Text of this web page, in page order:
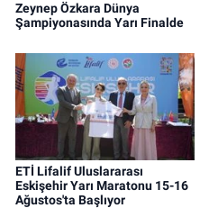
Zeynep Özkara Dünya
Şampiyonasında Yarı Finalde
ETİ Lifalif Uluslararası
Eskişehir Yarı Maratonu 15-16
Ağustos'ta Başlıyor